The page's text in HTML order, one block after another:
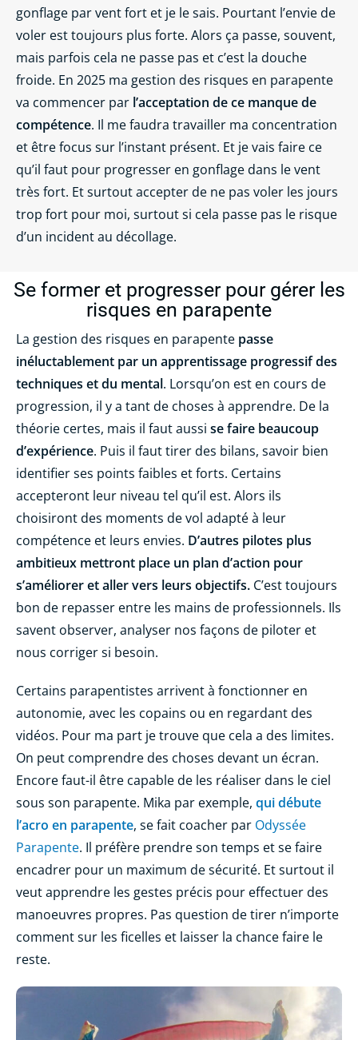
gonflage par vent fort et je le sais. Pourtant l’envie de
voler est toujours plus forte. Alors ça passe, souvent,
mais parfois cela ne passe pas et c’est la douche
froide. En 2025 ma gestion des risques en parapente
va commencer par l’acceptation de ce manque de
compétence. Il me faudra travailler ma concentration
et être focus sur l’instant présent. Et je vais faire ce
qu’il faut pour progresser en gonflage dans le vent
très fort. Et surtout accepter de ne pas voler les jours
trop fort pour moi, surtout si cela passe pas le risque
d’un incident au décollage.
Se former et progresser pour gérer les
risques en parapente
La gestion des risques en parapente passe
inéluctablement par un apprentissage progressif des
techniques et du mental. Lorsqu’on est en cours de
progression, il y a tant de choses à apprendre. De la
théorie certes, mais il faut aussi se faire beaucoup
d’expérience. Puis il faut tirer des bilans, savoir bien
identifier ses points faibles et forts. Certains
accepteront leur niveau tel qu’il est. Alors ils
choisiront des moments de vol adapté à leur
compétence et leurs envies. D’autres pilotes plus
ambitieux mettront place un plan d’action pour
s’améliorer et aller vers leurs objectifs. C’est toujours
bon de repasser entre les mains de professionnels. Ils
savent observer, analyser nos façons de piloter et
nous corriger si besoin.
Certains parapentistes arrivent à fonctionner en
autonomie, avec les copains ou en regardant des
vidéos. Pour ma part je trouve que cela a des limites.
On peut comprendre des choses devant un écran.
Encore faut-il être capable de les réaliser dans le ciel
sous son parapente. Mika par exemple, qui débute
l’acro en parapente, se fait coacher par Odyssée
Parapente. Il préfère prendre son temps et se faire
encadrer pour un maximum de sécurité. Et surtout il
veut apprendre les gestes précis pour effectuer des
manoeuvres propres. Pas question de tirer n’importe
comment sur les ficelles et laisser la chance faire le
reste.